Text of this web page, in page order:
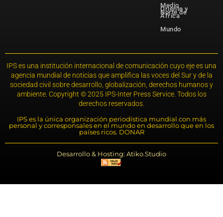
Medio
Oriente y
Norte de
África
Mundo
IPS es una institución internacional de comunicación cuyo eje es una
agencia mundial de noticias que amplifica las voces del Sur y de la
sociedad civil sobre desarrollo, globalización, derechos humanos y
ambiente. Copyright © 2025 IPS-Inter Press Service. Todos los
derechos reservados.
IPS es la única organización periodística mundial con más
personal y corresponsales en el mundo en desarrollo que en los
países ricos. DONAR
Desarrollo & Hosting: Atiko.Studio